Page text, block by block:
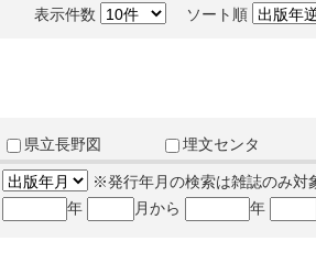
表示件数 ソート順
県立長野図 埋文センタ
※発行年月の検索は雑誌のみ対
年
月から 年